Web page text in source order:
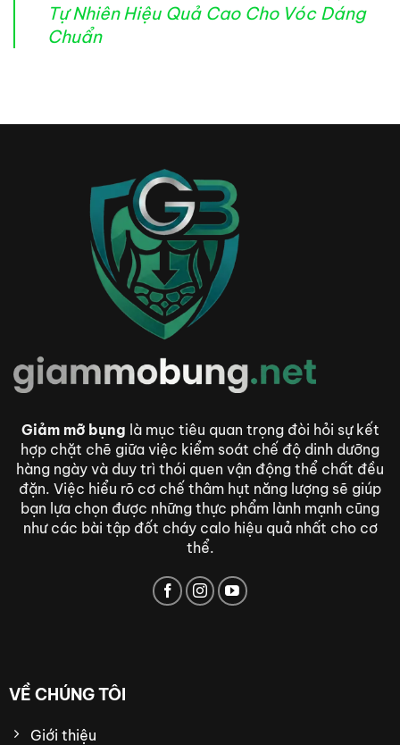
Tự Nhiên Hiệu Quả Cao Cho Vóc Dáng
Chuẩn
Giảm mỡ bụng là mục tiêu quan trọng đòi hỏi sự kết
hợp chặt chẽ giữa việc kiểm soát chế độ dinh dưỡng
hàng ngày và duy trì thói quen vận động thể chất đều
đặn. Việc hiểu rõ cơ chế thâm hụt năng lượng sẽ giúp
bạn lựa chọn được những thực phẩm lành mạnh cũng
như các bài tập đốt cháy calo hiệu quả nhất cho cơ
thể.
VỀ CHÚNG TÔI
Giới thiệu